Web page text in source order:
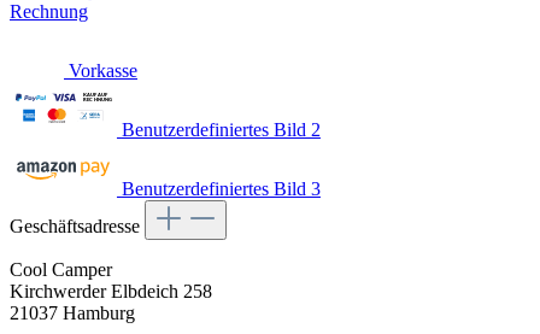
Rechnung
Vorkasse
Benutzerdefiniertes Bild 2
Benutzerdefiniertes Bild 3
Geschäftsadresse
Cool Camper
Kirchwerder Elbdeich 258
21037 Hamburg